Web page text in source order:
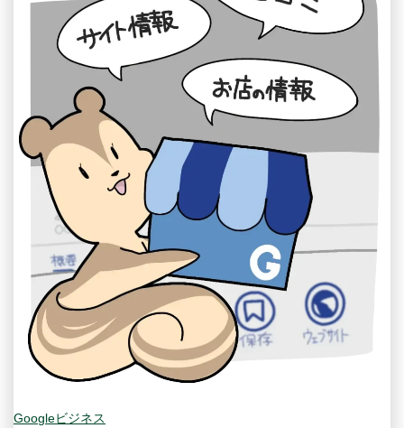
Googleビジネス